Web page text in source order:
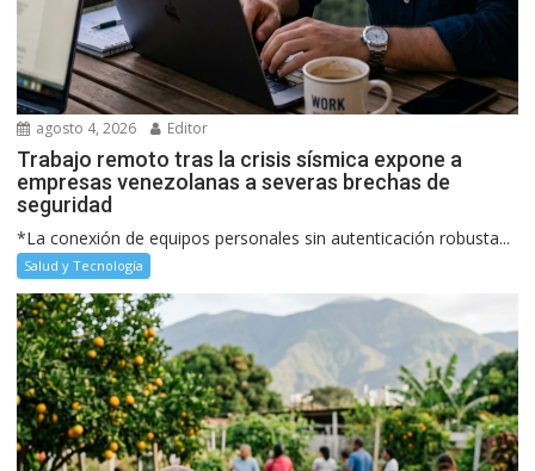
agosto 4, 2026 Editor
Trabajo remoto tras la crisis sísmica expone a
empresas venezolanas a severas brechas de
seguridad
*La conexión de equipos personales sin autenticación robusta...
Salud y Tecnología